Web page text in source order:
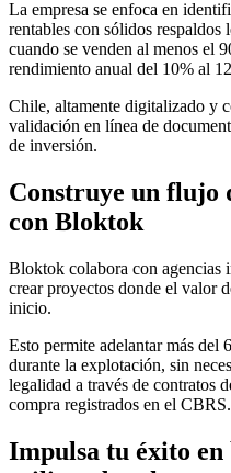
La empresa se enfoca en
rentables con sólidos
cuando se venden al menos el
rendimiento anual del 10% al
Chile, altamente digitalizado y
validación en línea de
de inversión.
Construye un flujo
con Bloktok
Bloktok colabora con agencias
crear proyectos donde el valor
inicio.
Esto permite adelantar más del
durante la explotación, sin
legalidad a través de contratos
compra registrados en el CBRS.
Impulsa tu éxito en